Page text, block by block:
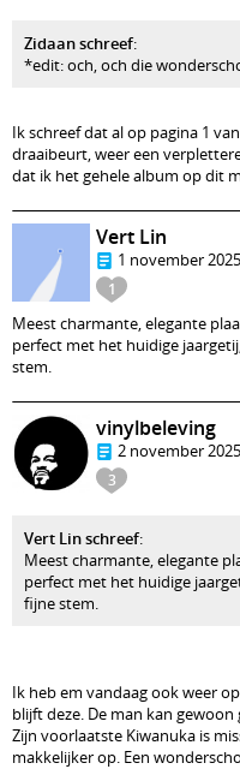
Zidaan schreef:
*edit: och, och die
Ik schreef dat al op pagina 1
draaibeurt, weer een
dat ik het gehele album op dit
1
Vert Lin
1 november
Meest charmante, elegante
perfect met het huidige
stem.
3
vinylbeleving
2 november
Vert Lin schreef:
Meest charmante, elegante
perfect met het huidige
fijne stem.
Ik heb em vandaag ook weer
blijft deze. De man kan
Zijn voorlaatste Kiwanuka is
makkelijker op. Een